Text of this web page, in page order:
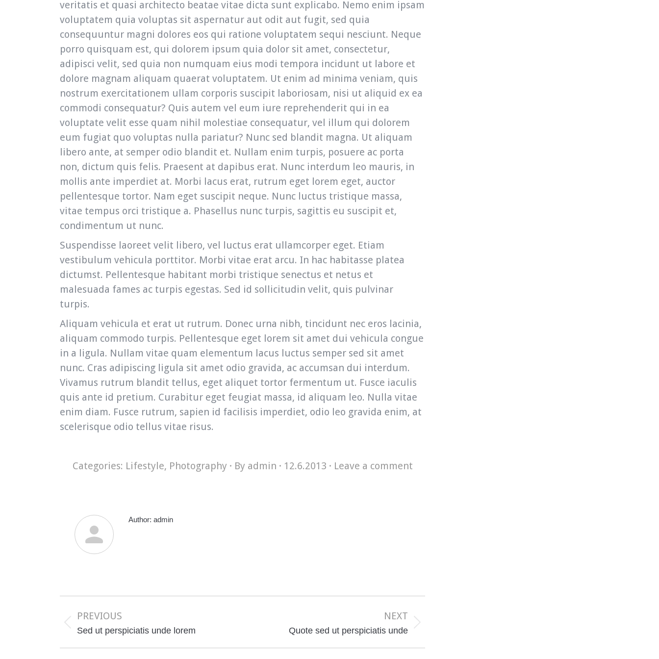
veritatis et quasi architecto beatae vitae dicta sunt explicabo. Nemo enim ipsam
voluptatem quia voluptas sit aspernatur aut odit aut fugit, sed quia
consequuntur magni dolores eos qui ratione voluptatem sequi nesciunt. Neque
porro quisquam est, qui dolorem ipsum quia dolor sit amet, consectetur,
adipisci velit, sed quia non numquam eius modi tempora incidunt ut labore et
dolore magnam aliquam quaerat voluptatem. Ut enim ad minima veniam, quis
nostrum exercitationem ullam corporis suscipit laboriosam, nisi ut aliquid ex ea
commodi consequatur? Quis autem vel eum iure reprehenderit qui in ea
voluptate velit esse quam nihil molestiae consequatur, vel illum qui dolorem
eum fugiat quo voluptas nulla pariatur? Nunc sed blandit magna. Ut aliquam
libero ante, at semper odio blandit et. Nullam enim turpis, posuere ac porta
non, dictum quis felis. Praesent at dapibus erat. Nunc interdum leo mauris, in
mollis ante imperdiet at. Morbi lacus erat, rutrum eget lorem eget, auctor
pellentesque tortor. Nam eget suscipit neque. Nunc luctus tristique massa,
vitae tempus orci tristique a. Phasellus nunc turpis, sagittis eu suscipit et,
condimentum ut nunc.
Suspendisse laoreet velit libero, vel luctus erat ullamcorper eget. Etiam
vestibulum vehicula porttitor. Morbi vitae erat arcu. In hac habitasse platea
dictumst. Pellentesque habitant morbi tristique senectus et netus et
malesuada fames ac turpis egestas. Sed id sollicitudin velit, quis pulvinar
turpis.
Aliquam vehicula et erat ut rutrum. Donec urna nibh, tincidunt nec eros lacinia,
aliquam commodo turpis. Pellentesque eget lorem sit amet dui vehicula congue
in a ligula. Nullam vitae quam elementum lacus luctus semper sed sit amet
nunc. Cras adipiscing ligula sit amet odio gravida, ac accumsan dui interdum.
Vivamus rutrum blandit tellus, eget aliquet tortor fermentum ut. Fusce iaculis
quis ante id pretium. Curabitur eget feugiat massa, id aliquam leo. Nulla vitae
enim diam. Fusce rutrum, sapien id facilisis imperdiet, odio leo gravida enim, at
scelerisque odio tellus vitae risus.
Categories: Lifestyle, Photography By admin 12.6.2013 Leave a comment
Author: admin
navigation
PREVIOUS
Previous
Sed ut perspiciatis unde lorem
NEXT
Quote sed ut perspiciatis unde